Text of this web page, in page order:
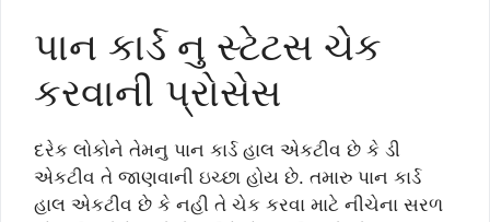
પાન કાર્ડ નુ સ્ટેટસ ચેક
કરવાની પ્રોસેસ
દરેક લોકોને તેમનુ પાન કાર્ડ હાલ એકટીવ છે કે ડી
એકટીવ તે જાણવાની ઇચ્છા હોય છે. તમારુ પાન કાર્ડ
હાલ એકટીવ છે કે નહી તે ચેક કરવા માટે નીચેના સરળ